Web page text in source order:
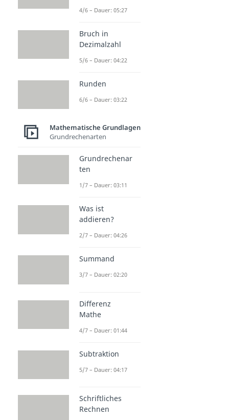
4/6 – Dauer: 05:27
Bruch in
Dezimalzahl
5/6 – Dauer: 04:22
Runden
6/6 – Dauer: 03:22
Mathematische Grundlagen
Grundrechenarten
Grundrechenar
ten
1/7 – Dauer: 03:11
Was ist
addieren?
2/7 – Dauer: 04:26
Summand
3/7 – Dauer: 02:20
Differenz
Mathe
4/7 – Dauer: 01:44
Subtraktion
5/7 – Dauer: 04:17
Schriftliches
Rechnen